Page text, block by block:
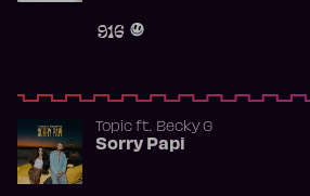
916
Topicft. Becky G
Sorry Papi